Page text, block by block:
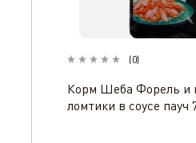
(0)
Корм Шеба Форель и
ломтики в соусе пауч